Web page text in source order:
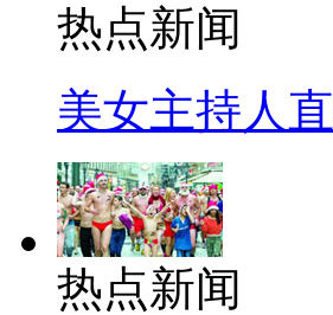
热点新闻
美女主持人
热点新闻